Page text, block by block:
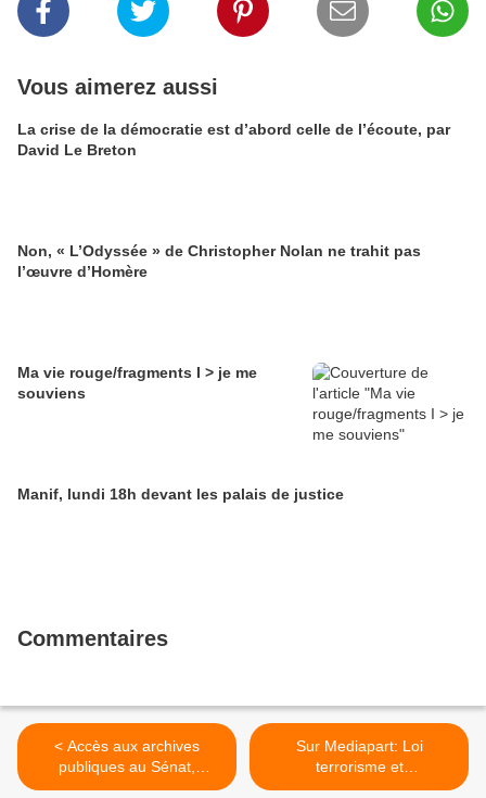
Vous aimerez aussi
La crise de la démocratie est d’abord celle de l’écoute, par
David Le Breton
Non, « L’Odyssée » de Christopher Nolan ne trahit pas
l’œuvre d’Homère
Ma vie rouge/fragments I > je me
souviens
Manif, lundi 18h devant les palais de justice
Commentaires
< Accès aux archives
publiques au Sénat,
l'intervention de Pierre
Sur Mediapart: Loi
terrorisme et
renseignement : une « nuit